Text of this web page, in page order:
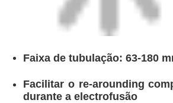
Faixa de tubulação: 63-180
Facilitar o re-arounding
durante a electrofusão